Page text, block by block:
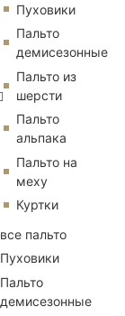
Пуховики
Пальто
демисезонные
Пальто из
шерсти
Пальто
альпака
Пальто на
меху
Куртки
все пальто
Пуховики
Пальто
демисезонные